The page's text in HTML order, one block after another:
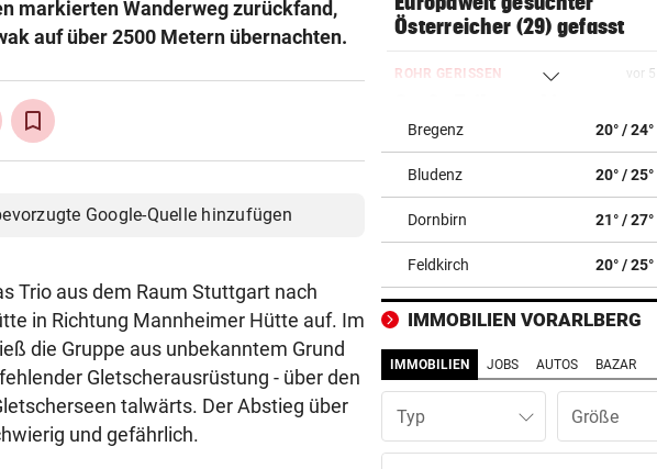
markierten Wanderweg zurückfand,
auf über 2500 Metern übernachten.
Google-Quelle hinzufügen
Trio aus dem Raum Stuttgart nach
in Richtung Mannheimer Hütte auf. Im
die Gruppe aus unbekanntem Grund
Gletscherausrüstung - über den
talwärts. Der Abstieg über
und gefährlich.
Österreicher (29) gefasst
ROHR GERISSEN vor
stundenlang ohne Wasser
SENSATIONELLE ZAHLEN vor
Bregenzer Festspiele feiern
Rekord zur Halbzeit
Pioneers Vorarlberg kennen
neuen Headcoach
STREIT IN DORNBIRN vor
Dragqueen-Lesung lässt
konservative Seele kochen
Bregenz 20° / 24°
Bludenz 20° / 25°
Dornbirn 21° / 27°
Feldkirch 20° / 25°
IMMOBILIEN VORARLBERG
IMMOBILIEN JOBS AUTOS BAZAR
Typ